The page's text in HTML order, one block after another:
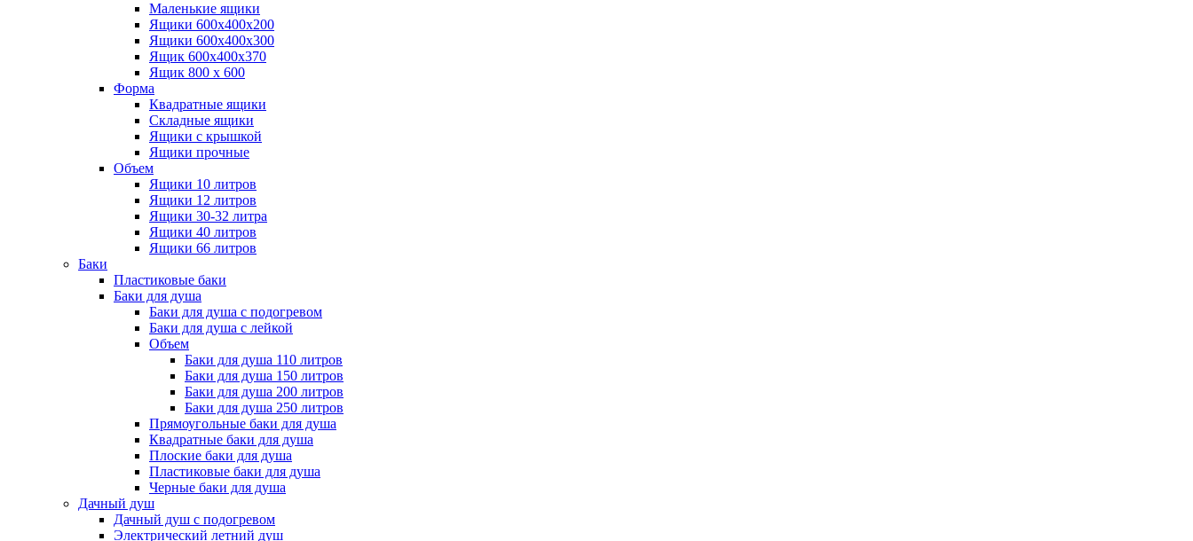
Маленькие ящики
Ящики 600х400х200
Ящики 600х400х300
Ящик 600х400х370
Ящик 800 х 600
Форма
Квадратные ящики
Складные ящики
Ящики с крышкой
Ящики прочные
Объем
Ящики 10 литров
Ящики 12 литров
Ящики 30-32 литра
Ящики 40 литров
Ящики 66 литров
Баки
Пластиковые баки
Баки для душа
Баки для душа с подогревом
Баки для душа с лейкой
Объем
Баки для душа 110 литров
Баки для душа 150 литров
Баки для душа 200 литров
Баки для душа 250 литров
Прямоугольные баки для душа
Квадратные баки для душа
Плоские баки для душа
Пластиковые баки для душа
Черные баки для душа
Дачный душ
Дачный душ с подогревом
Электрический летний душ